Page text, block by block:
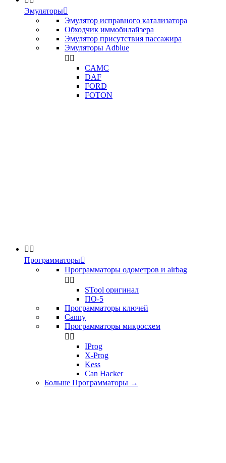
Эмуляторы
Эмулятор исправного катализатора
Обходчик иммобилайзера
Эмулятор присутствия пассажира
Эмуляторы Adblue
 
CAMC
DAF
FORD
FOTON
 
Программаторы
Программаторы одометров и airbag
 
STool оригинал
ПО-5
Программаторы ключей
Canny
Программаторы микросхем
 
IProg
X-Prog
Kess
Can Hacker
Больше Программаторы →